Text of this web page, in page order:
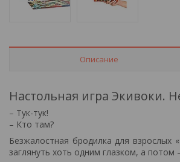
Описание
Настольная игра Экивоки.
– Тук-тук!
– Кто там?
Безжалостная бродилка для взрослых
заглянуть хоть одним глазком, а